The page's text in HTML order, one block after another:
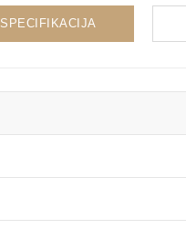
SPECIFIKACIJA